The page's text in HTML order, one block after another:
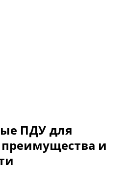
ПДУ для
и